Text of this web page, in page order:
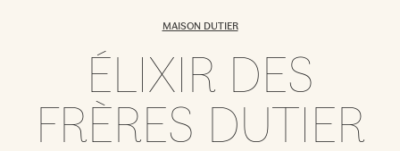
MAISON DUTIER
ÉLIXIR DES
FRÈRES DUTIER